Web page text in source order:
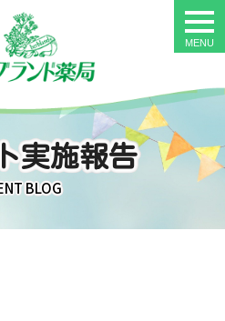
実施報告
BLOG